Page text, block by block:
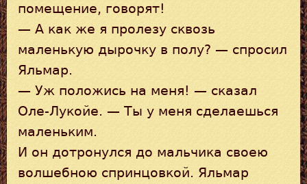
помещение, говорят!
— А как же я пролезу сквозь
маленькую дырочку в полу? — спросил
Яльмар.
— Уж положись на меня! — сказал
Оле-Лукойе. — Ты у меня сделаешься
маленьким.
И он дотронулся до мальчика своею
волшебною спринцовкой. Яльмар